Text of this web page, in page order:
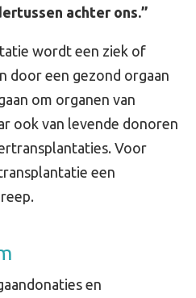
achter ons.”
wordt een ziek of
door een gezond orgaan
om organen van
ook van levende donoren
Voor
een
en